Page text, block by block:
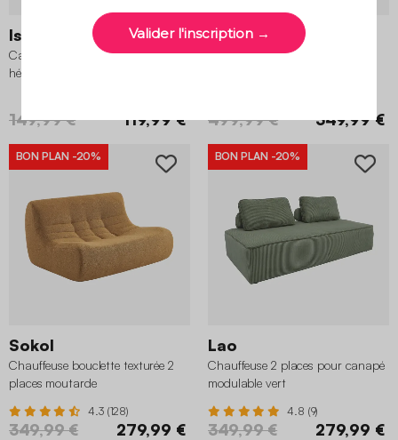
Isak
Canapé 2 places tissu bouclette,
hévéa noyer clair
149,99 € 119,99 €
Wave
Canapé virgule organique 3
499,99 € 349,99 €
BON PLAN -20%
Sokol
Chauffeuse bouclette texturée 2
places moutarde
4.3 (128)
349,99 € 279,99 €
BON PLAN -20%
Lao
Chauffeuse 2 places pour canapé
modulable vert
4.8 (9)
349,99 € 279,99 €